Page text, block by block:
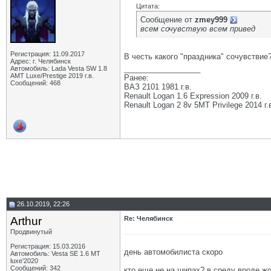
Регистрация: 11.09.2017
Адрес: г. Челябинск
Автомобиль: Lada Vesta SW 1.8
АМТ Luxe/Prestige 2019 г.в.
Сообщений: 468
Цитата:
Сообщение от zmey999
всем сочувствую всем привед
В честь какого "праздника"
Ранее:
ВАЗ 2101 1981 г.в.
Renault Logan 1.6 Expression 2009 г.в.
Renault Logan 2 8v 5МТ Privilege 2014
26.10.2019, 22:26
Arthur
Продвинутый
Регистрация: 15.03.2016
Автомобиль: Vesta SE 1.6 MT
luxe'2020
Сообщений: 342
Re: Челябинск
день автомобилиста скоро